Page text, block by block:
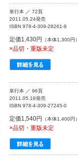
単行本 ／ 72頁
2011.05.24発売
ISBN 978-4-309-28261-9
定価1,430円 （本体1,300円）
×品切・重版未定
単行本 ／ 96頁
2011.05.18発売
ISBN 978-4-309-27245-0
定価1,540円 （本体1,400円）
×品切・重版未定